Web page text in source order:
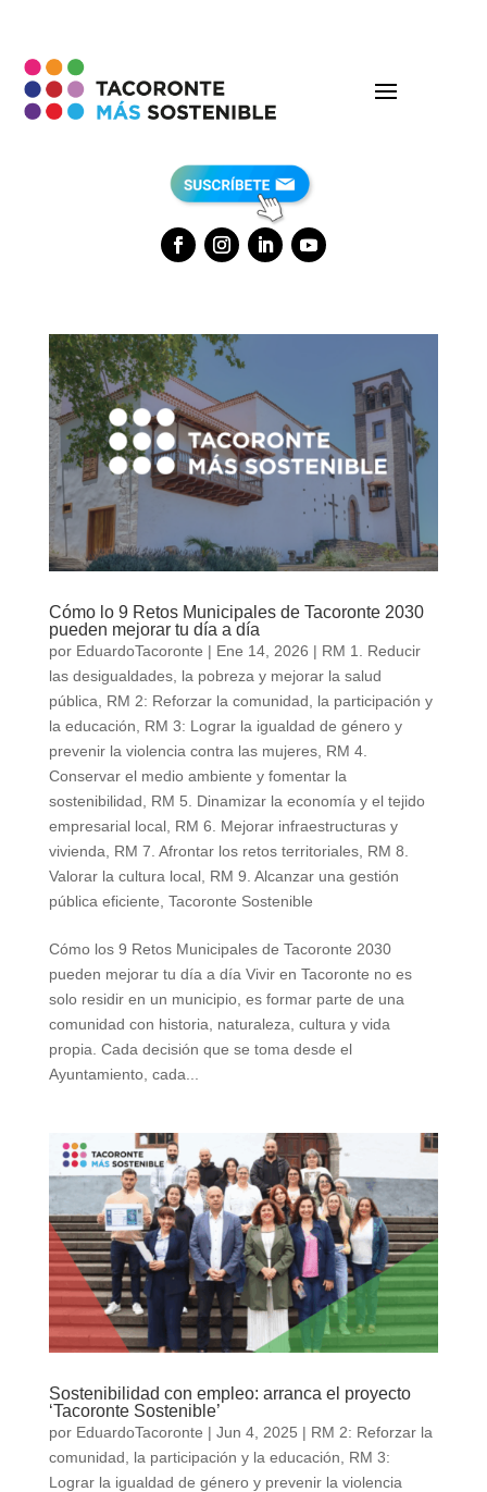
Cómo lo 9 Retos Municipales de Tacoronte 2030
pueden mejorar tu día a día
por EduardoTacoronte | Ene 14, 2026 | RM 1. Reducir
las desigualdades, la pobreza y mejorar la salud
pública
RM 2: Reforzar la comunidad, la participación y
la educación
RM 3: Lograr la igualdad de género y
prevenir la violencia contra las mujeres, RM 4.
Conservar el medio ambiente y fomentar la
sostenibilidad
RM 5. Dinamizar la economía y el tejido
empresarial local, RM 6. Mejorar infraestructuras y
vivienda
RM 7. Afrontar los retos territoriales, RM 8.
Valorar la cultura local, RM 9. Alcanzar una gestión
pública eficiente Tacoronte Sostenible
Cómo los 9 Retos Municipales de Tacoronte 2030
pueden mejorar tu día a día Vivir en Tacoronte no es
solo residir en un municipio, es formar parte de una
comunidad con historia, naturaleza, cultura y vida
propia. Cada decisión que se toma desde el
Ayuntamiento, cada...
Sostenibilidad con empleo: arranca el proyecto
‘Tacoronte Sostenible’
por EduardoTacoronte | Jun 4, 2025 | RM 2: Reforzar la
comunidad, la participación y la educación
RM 3:
Lograr la igualdad de género y prevenir la violencia